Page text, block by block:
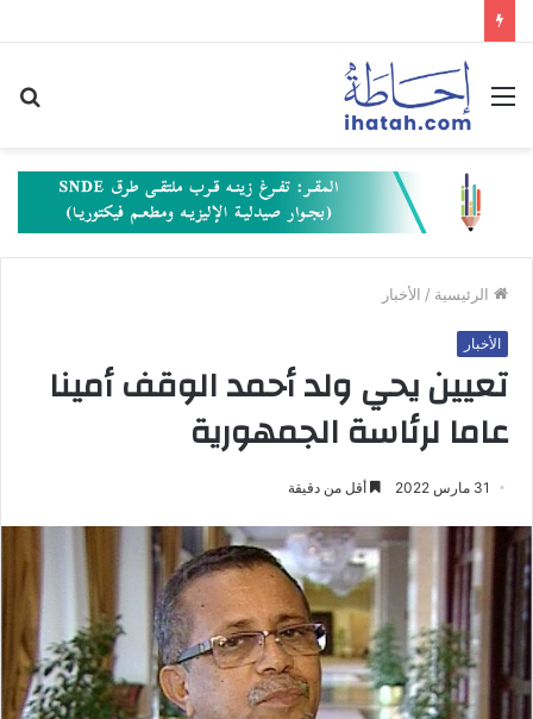
القائمة
الرئيسية / الأخبار
الأخبار
تعيين يحي ولد أحمد الوقف أمينا
عاما لرئاسة الجمهورية
31 مارس 2022 أقل من دقيقة